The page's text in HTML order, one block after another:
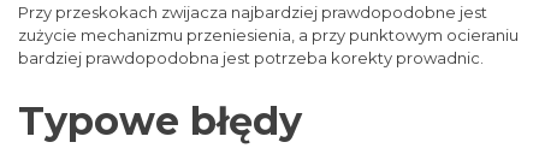
Przy przeskokach zwijacza najbardziej prawdopodobne jest
zużycie mechanizmu przeniesienia, a przy punktowym ocieraniu
bardziej prawdopodobna jest potrzeba korekty prowadnic.
Typowe błędy